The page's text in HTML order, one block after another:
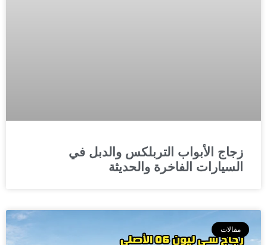
زجاج الأبواب التربلكس والدبل في
السيارات الفاخرة والحديثة
مقالات